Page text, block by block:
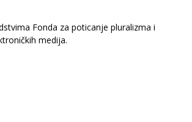
Fonda za poticanje pluralizma i
medija.